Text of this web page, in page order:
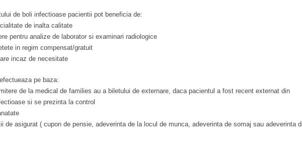
de boli infectioase pacientii pot beneficia de:
de inalta calitate
pentru analize de laborator si examinari radiologice
in regim compensat/gratuit
incaz de necesitate
pe baza:
de la medical de families au a biletului de externare, daca pacientul a fost recent externat din
si se prezinta la control
de asigurat ( cupon de pensie, adeverinta de la locul de munca, adeverinta de somaj sau adeverinta